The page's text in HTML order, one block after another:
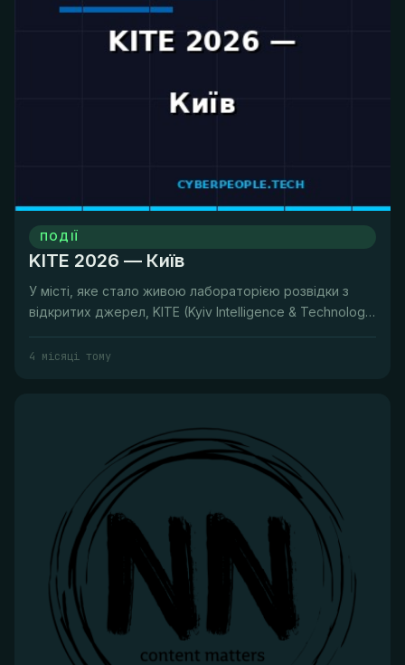
ПОДІЇ
KITE 2026 — Київ
У місті, яке стало живою лабораторією розвідки з
відкритих джерел, KITE (Kyiv Intelligence & Technology
4 місяці тому